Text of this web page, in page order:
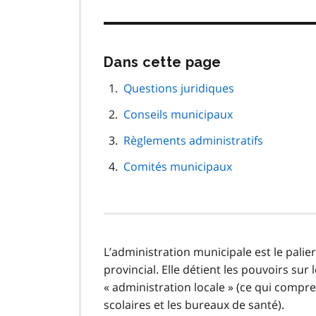
Dans cette page
navigation
page
Questions juridiques
Conseils municipaux
Règlements administratifs
Comités municipaux
L’administration municipale est le
provincial. Elle détient les pouvoirs sur
« administration locale » (ce qui
scolaires et les bureaux de santé).